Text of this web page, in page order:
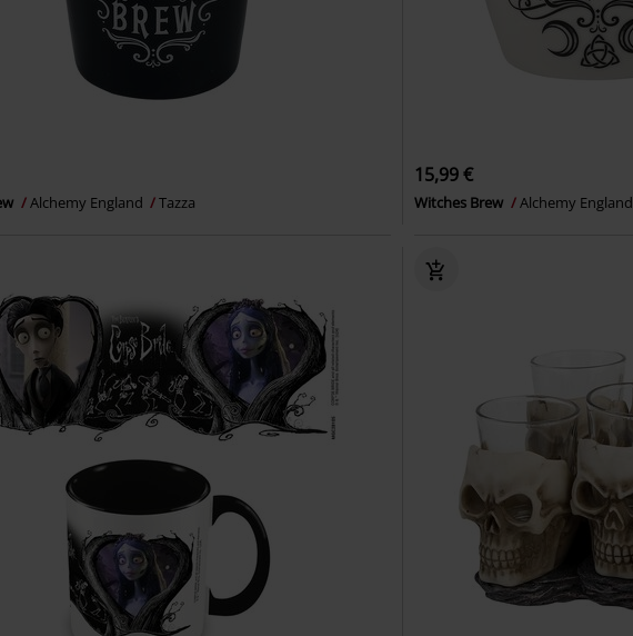
Alchemy England Tazza
15,99 €
Witches Brew Alchemy England